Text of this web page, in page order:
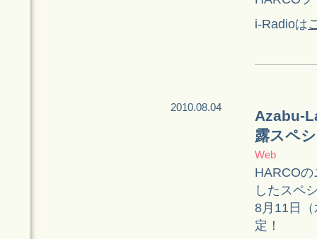
i-Radioは
2010.08.04
Azabu-
露スペ
Web
HARCO
したスペ
8月11日
定！